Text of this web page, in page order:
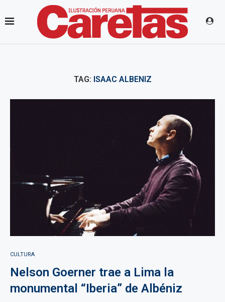
TAG: ISAAC ALBENIZ
CULTURA
Nelson Goerner trae a Lima la
monumental “Iberia” de Albéniz